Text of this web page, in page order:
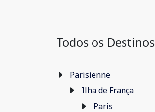
Todos os Destinos
Parisienne
Ilha de França
Paris